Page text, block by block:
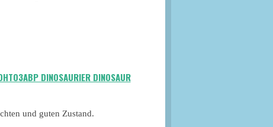
DINOSAURIER DINOSAUR
und guten Zustand.